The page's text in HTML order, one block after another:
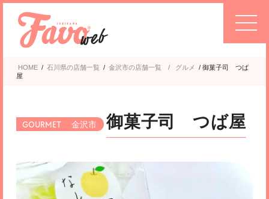
HOME / 石川県の店舗一覧 / 金沢市 グルメ / 御菓子司 つば
屋
金沢市 御菓子司 つば屋